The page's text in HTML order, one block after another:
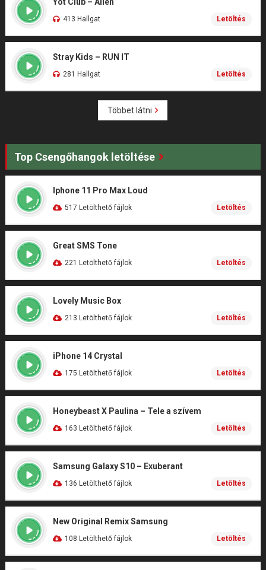
413 Hallgat Letöltés
Stray Kids – RUN IT
281 Hallgat Letöltés
Többet látni
Top Csengőhangok letöltése
Iphone 11 Pro Max Loud
517 Letölthető fájlok Letöltés
Great SMS Tone
221 Letölthető fájlok Letöltés
Lovely Music Box
213 Letölthető fájlok Letöltés
iPhone 14 Crystal
175 Letölthető fájlok Letöltés
Honeybeast X Paulina – Tele a szívem
163 Letölthető fájlok Letöltés
Samsung Galaxy S10 – Exuberant
136 Letölthető fájlok Letöltés
New Original Remix Samsung
108 Letölthető fájlok Letöltés